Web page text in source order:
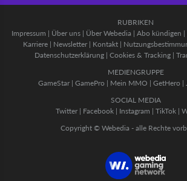
RUBRIKEN
Impressum | Über uns| Über Webedia | Abo kündigen |
Karriere | Newsletter | Kontakt |
Datenschutzerklärung | Cookies & Tracking |
MEDIENGRUPPE
GameStar| GamePro | Mein MMO | GetHero |
SOCIAL MEDIA
Twitter | Facebook | Instagram | TikTok |
Copyright © Webedia - alle Rechte